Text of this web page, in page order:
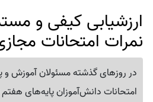
ارزشیابی کیفی و
نمرات امتحانات
در روزهای گذشته مسئولان آموزش و
امتحانات دانش‌آموزان پایه‌های